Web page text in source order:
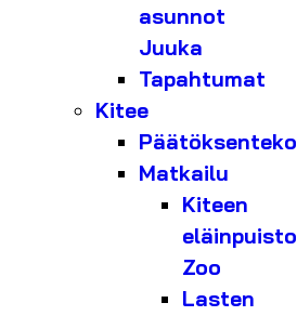
asunnot
Juuka
Tapahtumat
Kitee
Päätöksenteko
Matkailu
Kiteen
eläinpuisto
Zoo
Lasten